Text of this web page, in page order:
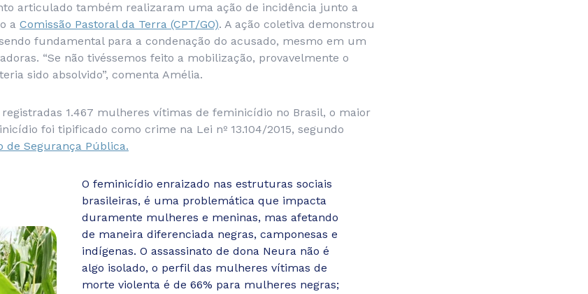
articulado também realizaram uma ação de incidência junto a
a Comissão Pastoral da Terra (CPT/GO). A ação coletiva demonstrou
fundamental para a condenação do acusado, mesmo em um
“Se não tivéssemos feito a mobilização, provavelmente o
sido absolvido”, comenta Amélia.
1.467 mulheres vítimas de feminicídio no Brasil, o maior
foi tipificado como crime na Lei nº 13.104/2015, segundo
de Segurança Pública.
O feminicídio enraizado nas estruturas sociais
brasileiras, é uma problemática que impacta
duramente mulheres e meninas, mas afetando
de maneira diferenciada negras, camponesas e
indígenas. O assassinato de dona Neura não é
algo isolado, o perfil das mulheres vítimas de
morte violenta é de 66% para mulheres negras;